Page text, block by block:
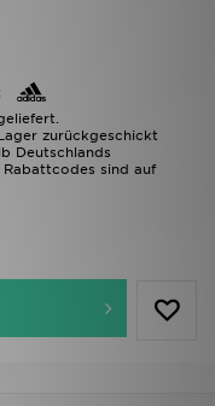
zurückgeschickt
Deutschlands
sind auf